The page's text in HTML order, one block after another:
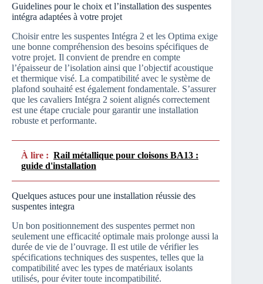
Guidelines pour le choix et l’installation des suspentes
intégra adaptées à votre projet
Choisir entre les suspentes Intégra 2 et les Optima exige
une bonne compréhension des besoins spécifiques de
votre projet. Il convient de prendre en compte
l’épaisseur de l’isolation ainsi que l’objectif acoustique
et thermique visé. La compatibilité avec le système de
plafond souhaité est également fondamentale. S’assurer
que les cavaliers Intégra 2 soient alignés correctement
est une étape cruciale pour garantir une installation
robuste et performante.
À lire : Rail métallique pour cloisons BA13 :
guide d'installation
Quelques astuces pour une installation réussie des
suspentes integra
Un bon positionnement des suspentes permet non
seulement une efficacité optimale mais prolonge aussi la
durée de vie de l’ouvrage. Il est utile de vérifier les
spécifications techniques des suspentes, telles que la
compatibilité avec les types de matériaux isolants
utilisés, pour éviter toute incompatibilité.